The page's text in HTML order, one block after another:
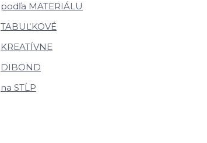
podľa MATERIÁLU
TABUĽKOVÉ
KREATÍVNE
DIBOND
na STĹP